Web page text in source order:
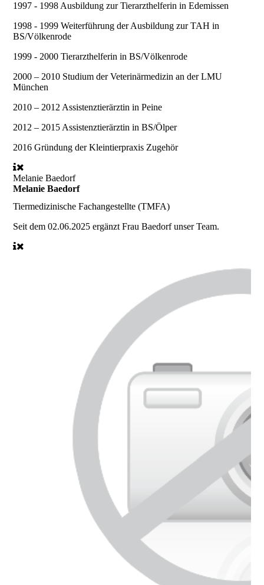
1997 - 1998 Ausbildung zur Tierarzthelferin in Edemissen
1998 - 1999Weiterführung der Ausbildung zur TAH in
BS/Völkenrode
1999 - 2000Tierarzthelferin in BS/Völkenrode
2000 – 2010 Studium der Veterinärmedizin an der LMU
München
2010 – 2012 Assistenztierärztin in Peine
2012 – 2015 Assistenztierärztin in BS/Ölper
2016Gründung der Kleintierpraxis Zugehör
Melanie Baedorf
Melanie Baedorf
Tiermedizinische Fachangestellte (TMFA)
Seit dem 02.06.2025ergänzt Frau Baedorf unser Team.